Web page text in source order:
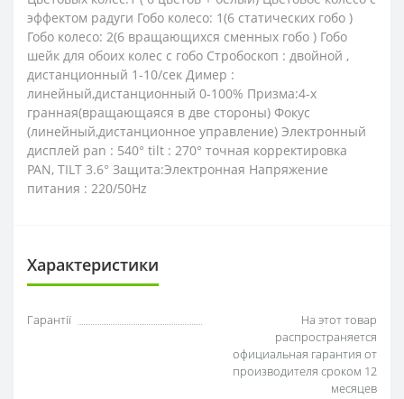
эффектом радуги Гобо колесо: 1(6 статических гобо )
Гобо колесо: 2(6 вращающихся сменных гобо ) Гобо
шейк для обоих колес с гобо Стробоскоп : двойной ,
дистанционный 1-10/сек Димер :
линейный,дистанционный 0-100% Призма:4-х
гранная(вращающаяся в две стороны) Фокус
(линейный,дистанционное управление) Электронный
дисплей pan : 540° tilt : 270° точная корректировка
PAN, TILT 3.6° Защита:Электронная Напряжение
питания : 220/50Hz
Характеристики
Гарантії
На этот товар
распространяется
официальная гарантия от
производителя сроком 12
месяцев